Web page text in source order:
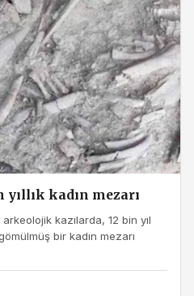
yıllık kadın mezarı
arkeolojik kazılarda, 12 bin yıl
bir kadın mezarı